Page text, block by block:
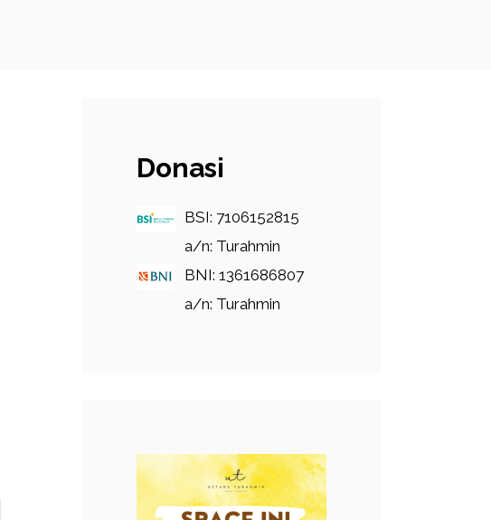
Donasi
BSI: 7106152815
a/n: Turahmin
BNI: 1361686807
a/n: Turahmin